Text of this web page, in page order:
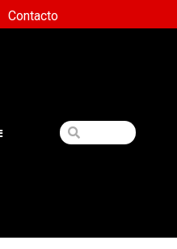
Contacto